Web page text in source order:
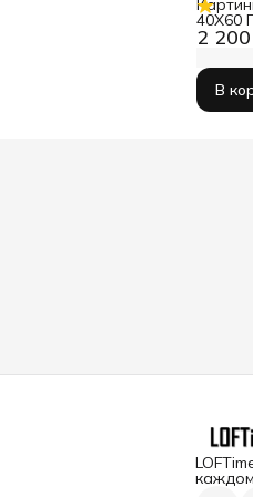
2
40Х60
В